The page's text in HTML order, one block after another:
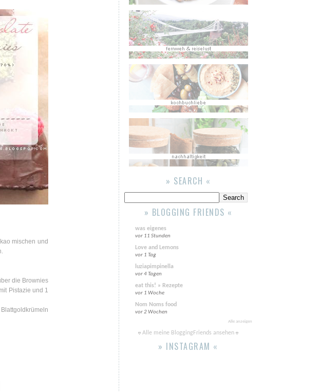
mischen und
die Brownies
Pistazie und 1
» SEARCH «
» BLOGGING FRIENDS «
was eigenes
vor 11 Stunden
Love and Lemons
vor 1 Tag
luziapimpinella
vor 4 Tagen
eat this! » Rezepte
vor 1 Woche
Nom Noms food
vor 2 Wochen
Alle anzeigen
Alle meine BloggingFriends ansehen
» INSTAGRAM «